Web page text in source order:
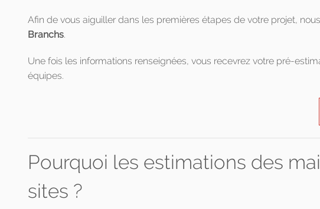
Afin de vous aiguiller dans les premières étapes de votre projet,
Branchs.
Une fois les informations renseignées, vous recevrez votre pré-
équipes.
Pourquoi les estimations des
sites ?